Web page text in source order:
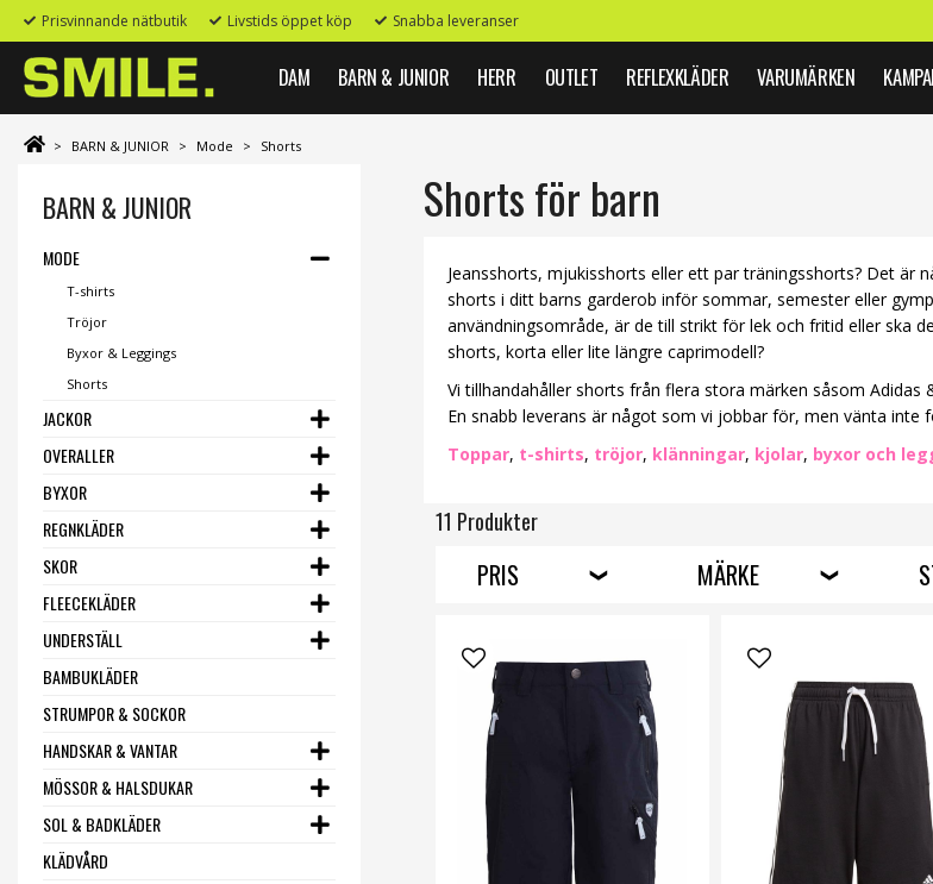
Prisvinnande nätbutik Livstids öppet köp Snabba leveranser
DAM BARN & JUNIOR HERR OUTLET REFLEXKLÄDER VARUMÄRKEN
> BARN & JUNIOR > Mode > Shorts
BARN & JUNIOR
MODE
T-shirts
Tröjor
Byxor & Leggings
Shorts
JACKOR
OVERALLER
BYXOR
REGNKLÄDER
SKOR
FLEECEKLÄDER
UNDERSTÄLL
BAMBUKLÄDER
STRUMPOR & SOCKOR
HANDSKAR & VANTAR
MÖSSOR & HALSDUKAR
SOL & BADKLÄDER
KLÄDVÅRD
Shorts för barn
Jeansshorts, mjukisshorts eller ett par träningsshorts? Det är
shorts i ditt barns garderob inför sommar, semester eller
användningsområde, är de till strikt för lek och fritid eller ska
shorts, korta eller lite längre caprimodell?
Vi tillhandahåller shorts från flera stora märken såsom
En snabb leverans är något som vi jobbar för, men vänta inte
Toppar, t-shirts, tröjor, klänningar, kjolar, byxor och
11 Produkter
PRIS MÄRKE